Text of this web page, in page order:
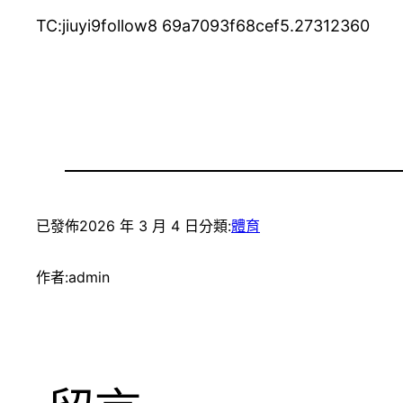
TC:jiuyi9follow8 69a7093f68cef5.27312360
已發佈2026 年 3 月 4 日 分類:體育
作者:admin